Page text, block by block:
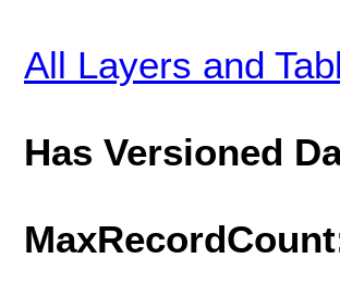
All Layers and
Has Versioned